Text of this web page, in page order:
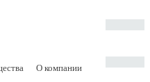
О компании